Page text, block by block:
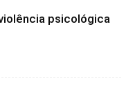
psicológica